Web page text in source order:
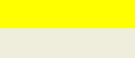
POSTE / TARIFS